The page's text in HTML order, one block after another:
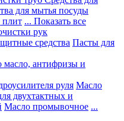
для мытья посуды
плит ... Показать все
рук
средства Пасты для
масло, антифризы и
руля Масло
двухтактных и
Масло промывочное ...